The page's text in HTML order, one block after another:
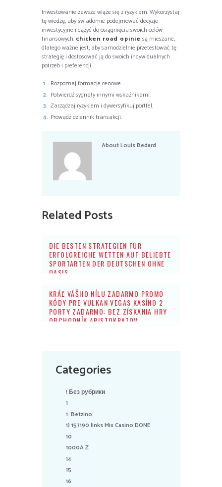
Inwestowanie zawsze wiąże się z ryzykiem. Wykorzystaj
tę wiedzę, aby świadomie podejmować decyzje
inwestycyjne i dążyć do osiągnięcia swoich celów
finansowych. chicken road opinie są mieszane,
dlatego ważne jest, aby samodzielnie przetestować tę
strategię i dostosować ją do swoich indywidualnych
potrzeb i preferencji.
Rozpoznaj formacje cenowe.
Potwierdź sygnały innymi wskaźnikami.
Zarządzaj ryzykiem i dywersyfikuj portfel.
Prowadź dziennik transakcji.
AboutLouis Bedard
Related Posts
DIE BESTEN STRATEGIEN FÜR
ERFOLGREICHE WETTEN AUF BELIEBTE
SPORTARTEN DER DEUTSCHEN OHNE
OASIS
KRÁĽ VÁŠHO NÍLU ZADARMO PROMO
KÓDY PRE VULKAN VEGAS KASÍNO 2
PORTY ZADARMO: BEZ ZÍSKANIA HRY
OBCHODNÍK ARISTOKRATOV
Categories
! Без рубрики
1
1. Betzino
1) 157190 links Mix Casino DONE
10
1000A Z
14
15
16